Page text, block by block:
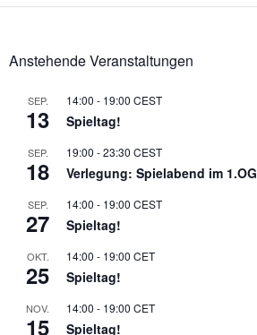
Anstehende Veranstaltungen
SEP.
13
14:00 - 19:00 CEST
Spieltag!
SEP.
18
19:00 -23:30 CEST
Verlegung: Spielabend im 1.OG
SEP.
27
14:00 - 19:00 CEST
Spieltag!
OKT.
25
14:00 - 19:00 CET
Spieltag!
NOV.
15
14:00 - 19:00 CET
Spieltag!